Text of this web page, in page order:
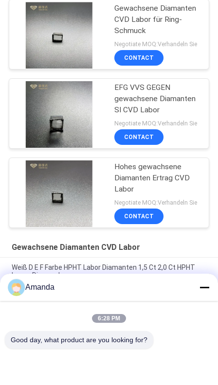
Gewachsene Diamanten
CVD Labor für Ring-
Schmuck
Negotiate MOQ:Verhandeln Sie
CONTACT
EFG VVS GEGEN
gewachsene Diamanten
SI CVD Labor
Negotiate MOQ:Verhandeln Sie
CONTACT
Hohes gewachsene
Diamanten Ertrag CVD
Labor
Negotiate MOQ:Verhandeln Sie
CONTACT
Gewachsene Diamanten CVD Labor
Weiß D E F Farbe HPHT Labor Diamanten 1,5 Ct 2,0 Ct HPHT
Loose Diamond
3.0ct 4.0ct 5.0ct DEF Farbe HPHT Labor Diamanten für die
Herstellung von Karat Labor Diamanten
100% reine reine Diamanten Labor Diamanten HPHT von
Amanda
6:28 PM
Good day, what product are you looking for?